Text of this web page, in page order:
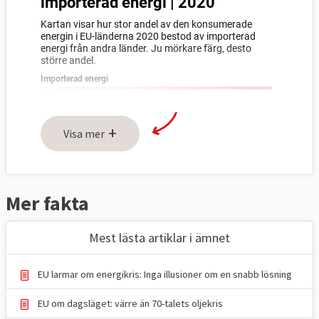
Visa mer +
Mer fakta
Mest lästa artiklar i ämnet
EU larmar om energikris: Inga illusioner om en snabb lösning
EU om dagsläget: värre än 70-talets oljekris